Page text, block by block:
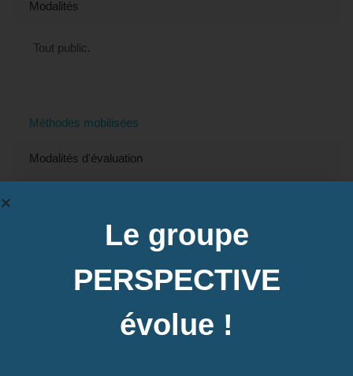
Modalités
Tout public.
Méthodes mobilisées
Modalités d'évaluation
Le groupe
PERSPECTIVE
évolue !